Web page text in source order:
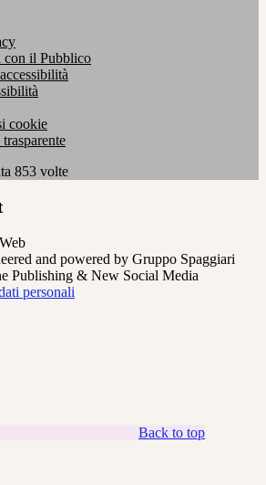
il Pubblico
cookie
853 volte
and powered by Gruppo Spaggiari
Publishing & New Social Media
personali
Back to top